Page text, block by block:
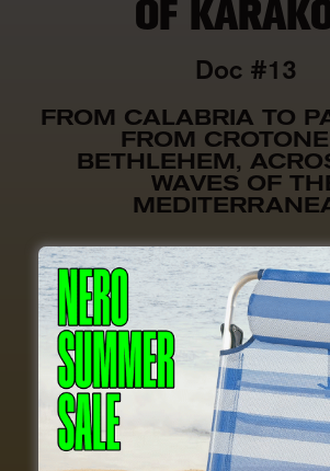
OF
Doc #13
FROM CALABRIA TO
FROM
BETHLEHEM,
WAVES OF
Previous